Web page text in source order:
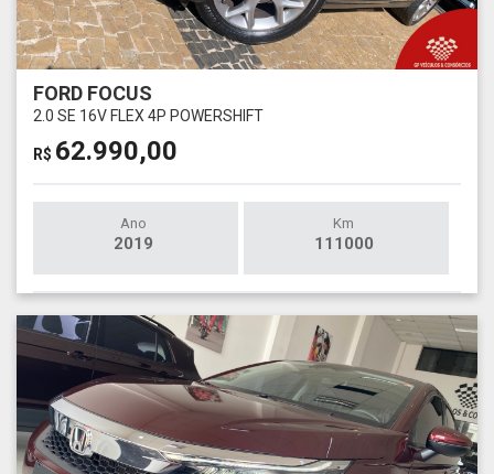
FORD FOCUS
2.0 SE 16V FLEX 4P POWERSHIFT
R$ 62.990,00
Ano
2019
Km
111000